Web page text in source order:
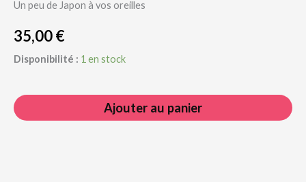
Un peu de Japon à vos oreilles
35,00€
Disponibilité : 1 en stock
de
Boucles
Ajouter au panier